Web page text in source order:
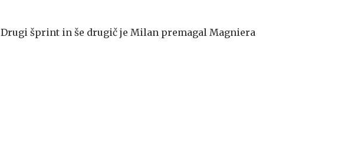
Drugi šprint in še drugič je Milan premagal Magniera